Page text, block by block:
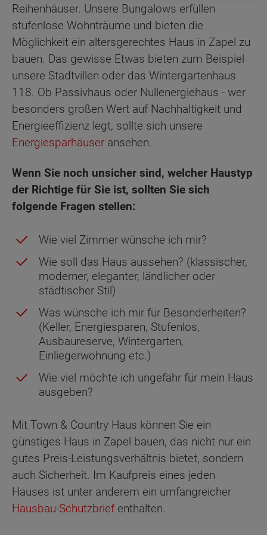
Reihenhäuser. Unsere Bungalows erfüllen
stufenlose Wohnträume und bieten die
Möglichkeit ein altersgerechtes Haus in Zapel zu
bauen. Das gewisse Etwas bieten zum Beispiel
unsere Stadtvillen oder das Wintergartenhaus
118. Ob Passivhaus oder Nullenergiehaus - wer
besonders großen Wert auf Nachhaltigkeit und
Energieeffizienz legt, sollte sich unsere
Energiesparhäuser ansehen.
Wenn Sie noch unsicher sind, welcher Haustyp
der Richtige für Sie ist, sollten Sie sich
folgende Fragen stellen:
Wie viel Zimmer wünsche ich mir?
Wie soll das Haus aussehen? (klassischer,
moderner, eleganter, ländlicher oder
städtischer Stil)
Was wünsche ich mir für Besonderheiten?
(Keller, Energiesparen, Stufenlos,
Ausbaureserve, Wintergarten,
Einliegerwohnung etc.)
Wie viel möchte ich ungefähr für mein Haus
ausgeben?
Mit Town & Country Haus können Sie ein
günstiges Haus in Zapel bauen, das nicht nur ein
gutes Preis-Leistungsverhältnis bietet, sondern
auch Sicherheit. Im Kaufpreis eines jeden
Hauses ist unter anderem ein umfangreicher
Hausbau-Schutzbriefenthalten.